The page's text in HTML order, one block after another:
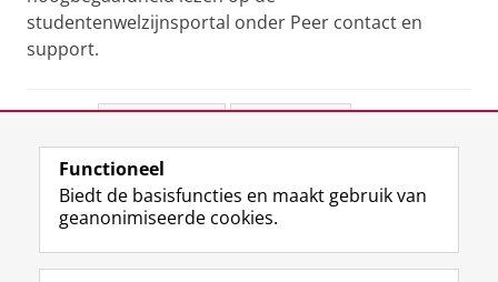
studentenwelzijnsportal onder Peer contact en
support.
View this page in:English
Volg de RUG
F
L
R I
Y
Functioneel
Biedt de basisfuncties en maakt gebruik van
geanonimiseerde cookies.